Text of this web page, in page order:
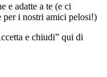
e adatte a te (e ci
per i nostri amici pelosi!)
e chiudi” qui di